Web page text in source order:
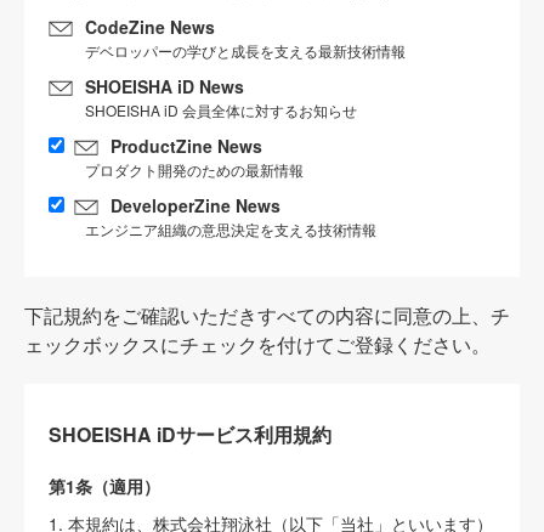
CodeZine News
デベロッパーの学びと成長を支える最新技術情報
SHOEISHA iD News
SHOEISHA iD 会員全体に対するお知らせ
ProductZine News
プロダクト開発のための最新情報
DeveloperZine News
エンジニア組織の意思決定を支える技術情報
下記規約をご確認いただきすべての内容に同意の上、チ
ェックボックスにチェックを付けてご登録ください。
SHOEISHA iDサービス利用規約
第1条（適用）
1. 本規約は、株式会社翔泳社（以下「当社」といいます）